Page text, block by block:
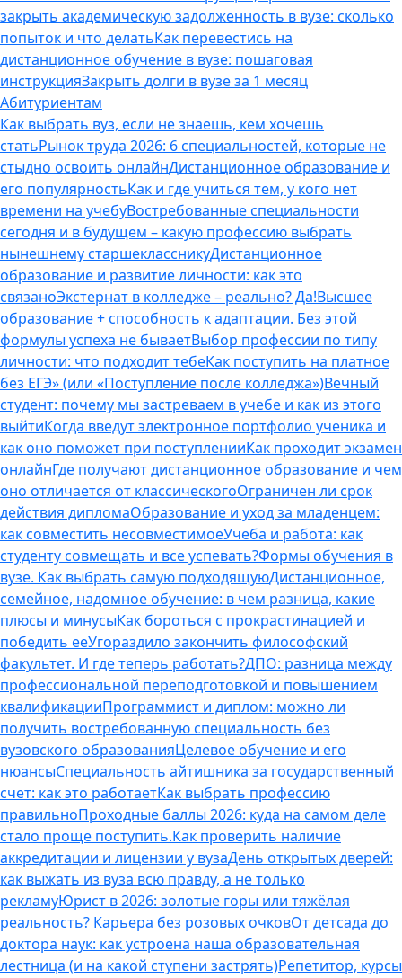
закрыть академическую задолженность в вузе: сколько
попыток и что делатьКак перевестись на
дистанционное обучение в вузе: пошаговая
инструкцияЗакрыть долги в вузе за 1 месяц
Абитуриентам
Как выбрать вуз, если не знаешь, кем хочешь
статьРынок труда 2026: 6 специальностей, которые не
стыдно освоить онлайнДистанционное образование и
его популярностьКак и где учиться тем, у кого нет
времени на учебуВостребованные специальности
сегодня и в будущем – какую профессию выбрать
нынешнему старшеклассникуДистанционное
образование и развитие личности: как это
связаноЭкстернат в колледже – реально? Да!Высшее
образование + способность к адаптации. Без этой
формулы успеха не бываетВыбор профессии по типу
личности: что подходит тебеКак поступить на платное
без ЕГЭ» (или «Поступление после колледжа»)Вечный
студент: почему мы застреваем в учебе и как из этого
выйтиКогда введут электронное портфолио ученика и
как оно поможет при поступленииКак проходит экзамен
онлайнГде получают дистанционное образование и чем
оно отличается от классическогоОграничен ли срок
действия дипломаОбразование и уход за младенцем:
как совместить несовместимоеУчеба и работа: как
студенту совмещать и все успевать?Формы обучения в
вузе. Как выбрать самую подходящуюДистанционное,
семейное, надомное обучение: в чем разница, какие
плюсы и минусыКак бороться с прокрастинацией и
победить ееУгораздило закончить философский
факультет. И где теперь работать?ДПО: разница между
профессиональной переподготовкой и повышением
квалификацииПрограммист и диплом: можно ли
получить востребованную специальность без
вузовского образованияЦелевое обучение и его
нюансыСпециальность айтишника за государственный
счет: как это работаетКак выбрать профессию
правильноПроходные баллы 2026: куда на самом деле
стало проще поступить.Как проверить наличие
аккредитации и лицензии у вузаДень открытых дверей:
как выжать из вуза всю правду, а не только
рекламуЮрист в 2026: золотые горы или тяжёлая
реальность? Карьера без розовых очковОт детсада до
доктора наук: как устроена наша образовательная
лестница (и на какой ступени застрять)Репетитор, курсы